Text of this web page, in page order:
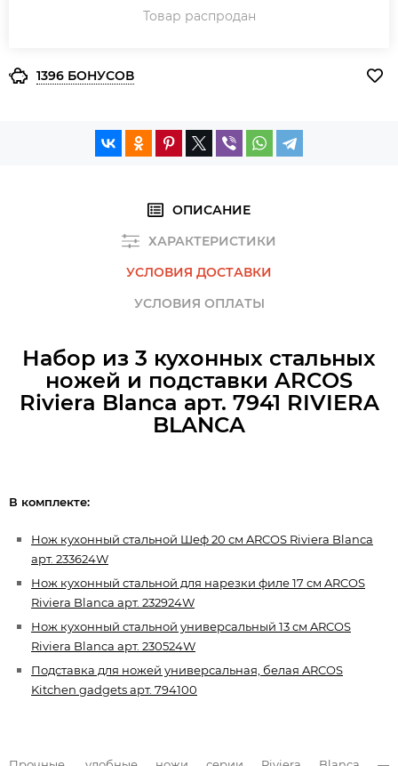
ЗАКАЗ В ОДИН КЛИК
Товар распродан
1396 БОНУСОВ
ОПИСАНИЕ
ХАРАКТЕРИСТИКИ
УСЛОВИЯ ДОСТАВКИ
УСЛОВИЯ ОПЛАТЫ
Набор из 3 кухонных стальных
ножей и подставки ARCOS
Riviera Blanca арт. 7941 RIVIERA
BLANCA
В комплекте:
Нож кухонный стальной Шеф 20 см ARCOS Riviera Blanca
арт. 233624W
Нож кухонный стальной для нарезки филе 17 см ARCOS
Riviera Blanca арт. 232924W
Нож кухонный стальной универсальный 13 см ARCOS
Riviera Blanca арт. 230524W
Подставка для ножей универсальная, белая ARCOS
Kitchen gadgets арт. 794100